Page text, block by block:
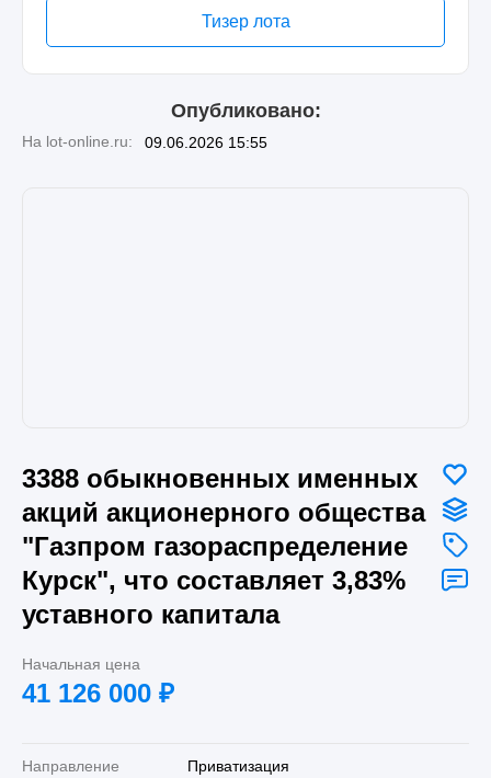
Тизер лота
Опубликовано:
На lot-online.ru: 09.06.2026 15:55
3388 обыкновенных именных
акций акционерного общества
"Газпром газораспределение
Курск", что составляет 3,83%
уставного капитала
Начальная цена
41 126 000 ₽
Направление
Приватизация